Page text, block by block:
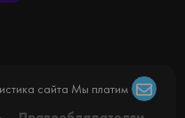
сайта Мы платим